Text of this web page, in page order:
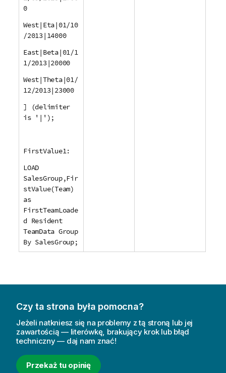
0
West|Eta|01/10
/2013|14000
East|Beta|01/1
1/2013|20000
West|Theta|01/
12/2013|23000
] (delimiter
is '|');
FirstValue1:
LOAD
SalesGroup,Fir
stValue(Team)
as
FirstTeamLoade
d Resident
TeamData Group
By SalesGroup;
Czy ta strona była pomocna?
Jeżeli natkniesz się na problemy z tą stroną lub jej
zawartością — literówkę, brakujący krok lub błąd
techniczny — daj nam znać!
Przekaż tu opinię